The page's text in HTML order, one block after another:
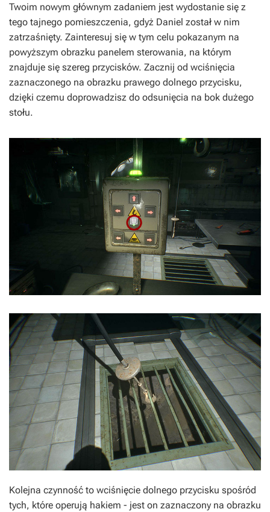
Twoim nowym głównym zadaniem jest wydostanie się z
tego tajnego pomieszczenia, gdyż Daniel został w nim
zatrzaśnięty. Zainteresuj się w tym celu pokazanym na
powyższym obrazku panelem sterowania, na którym
znajduje się szereg przycisków. Zacznij od wciśnięcia
zaznaczonego na obrazku prawego dolnego przycisku,
dzięki czemu doprowadzisz do odsunięcia na bok dużego
stołu.
Kolejna czynność to wciśnięcie dolnego przycisku spośród
tych, które operują hakiem - jest on zaznaczony na obrazku